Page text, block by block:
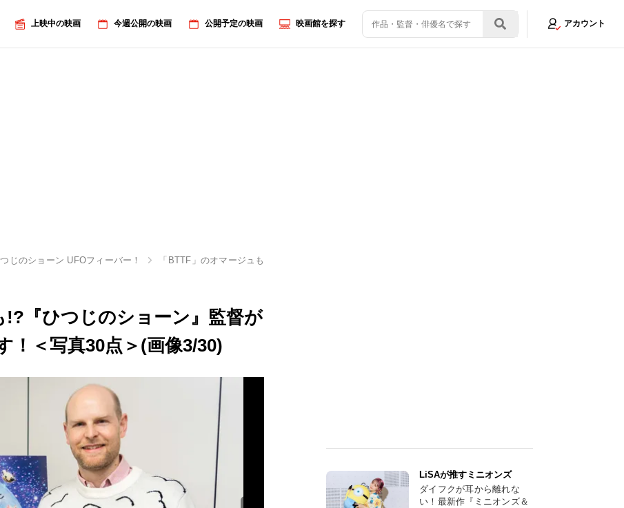
上映中の映画 今週公開の映画 公開予定の映画 映画館を探す アカウント
じのショーン UFOフィーバー！ 「BTTF」のオマージュも!?『ひつじのショーン』監督が最新作の秘密を語り尽くす！＜写真30点＞
!?『ひつじのショーン』監督が
！＜写真30点＞(画像3/30)
LiSAが推すミニオンズ
ダイフクが耳から離れな
い！最新作『ミニオンズ＆